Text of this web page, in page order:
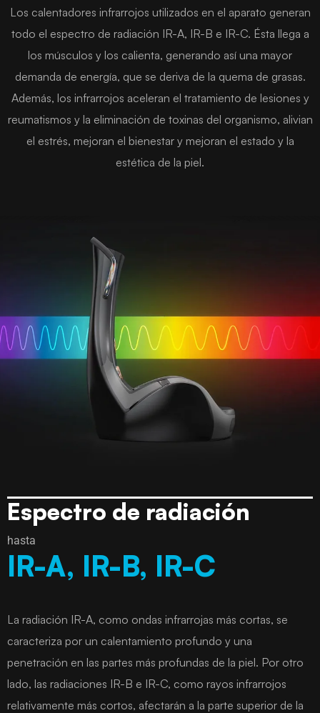
Los calentadores infrarrojos utilizados en el aparato generan
todo el espectro de radiación IR-A, IR-B e IR-C. Ésta llega a
los músculos y los calienta, generando así una mayor
demanda de energía, que se deriva de la quema de grasas.
Además, los infrarrojos aceleran el tratamiento de lesiones y
reumatismos y la eliminación de toxinas del organismo, alivian
el estrés, mejoran el bienestar y mejoran el estado y la
estética de la piel.
Espectro de radiación
hasta
IR-A, IR-B, IR-C
La radiación IR-A, como ondas infrarrojas más cortas, se
caracteriza por un calentamiento profundo y una
penetración en las partes más profundas de la piel. Por otro
lado, las radiaciones IR-B e IR-C, como rayos infrarrojos
relativamente más cortos, afectarán a la parte superior de la